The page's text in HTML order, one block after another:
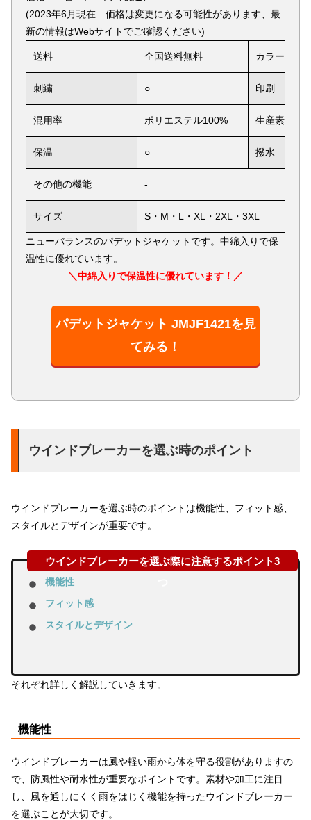
(2023年6月現在 価格は変更になる可能性があります、最
新の情報はWebサイトでご確認ください)
送料 全国送料無料 カラー
刺繍 ○ 印刷
混用率 ポリエステル100% 生産素材
保温 ○ 撥水
その他の機能 -
サイズ S・M・L・XL・2XL・3XL
ニューバランスのパデットジャケットです。中綿入りで保
温性に優れています。
＼中綿入りで保温性に優れています！／
パデットジャケット JMJF1421を見
てみる！
ウインドブレーカーを選ぶ時のポイント
ウインドブレーカーを選ぶ時のポイントは機能性、フィット感、
スタイルとデザインが重要です。
機能性
フィット感
スタイルとデザイン
それぞれ詳しく解説していきます。
機能性
ウインドブレーカーは風や軽い雨から体を守る役割がありますの
で、防風性や耐水性が重要なポイントです。素材や加工に注目
し、風を通しにくく雨をはじく機能を持ったウインドブレーカー
を選ぶことが大切です。